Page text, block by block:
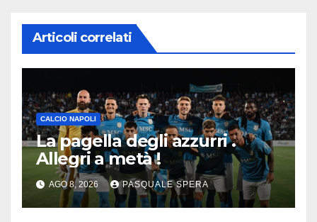
Articoli correlati
CALCIO NAPOLI
La pagella degli azzurri .
Allegri a metà !
AGO 8, 2026 PASQUALE SPERA